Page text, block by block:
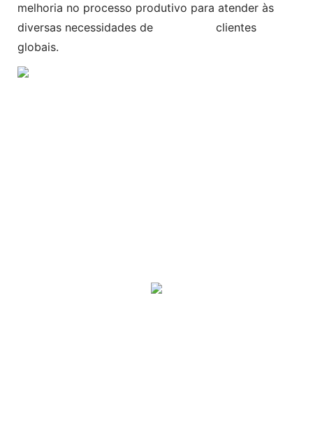
melhoria no processo produtivo para atender às
diversas necessidades de clientes
globais.